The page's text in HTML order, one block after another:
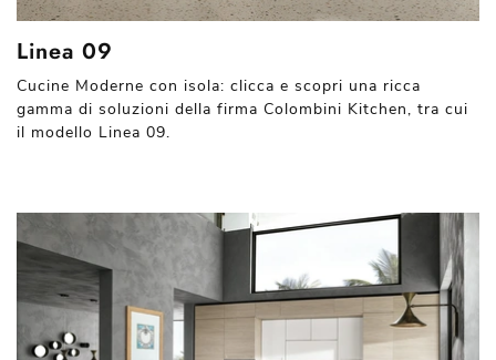
Linea 09
Cucine Moderne con isola: clicca e scopri una ricca
gamma di soluzioni della firma Colombini Kitchen, tra cui
il modello Linea 09.